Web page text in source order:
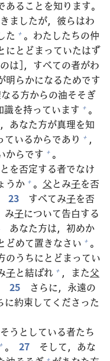
あることを知ります。
きましたが， 彼らはわ
た + 。わたしたちの仲
にとどまっていたはず
は]，すべての者がわ
明らかになるためです
なる方からの油そそぎ
識を持っています + 。
あなた方が真理を知
ているからであり + ，
からです + 。
を否定する者でなけ
うか + 。 父とみ子を否
23 すべてみ子を否
み子について告白する
あなた方は， 初めか
どめて置きなさい + 。
のうちにとどまってい
子と結ばれ + ，また父
25 さらに， 永遠の
に約束してくださった
うとしている者たち
+ 。 27
そして，あな
+